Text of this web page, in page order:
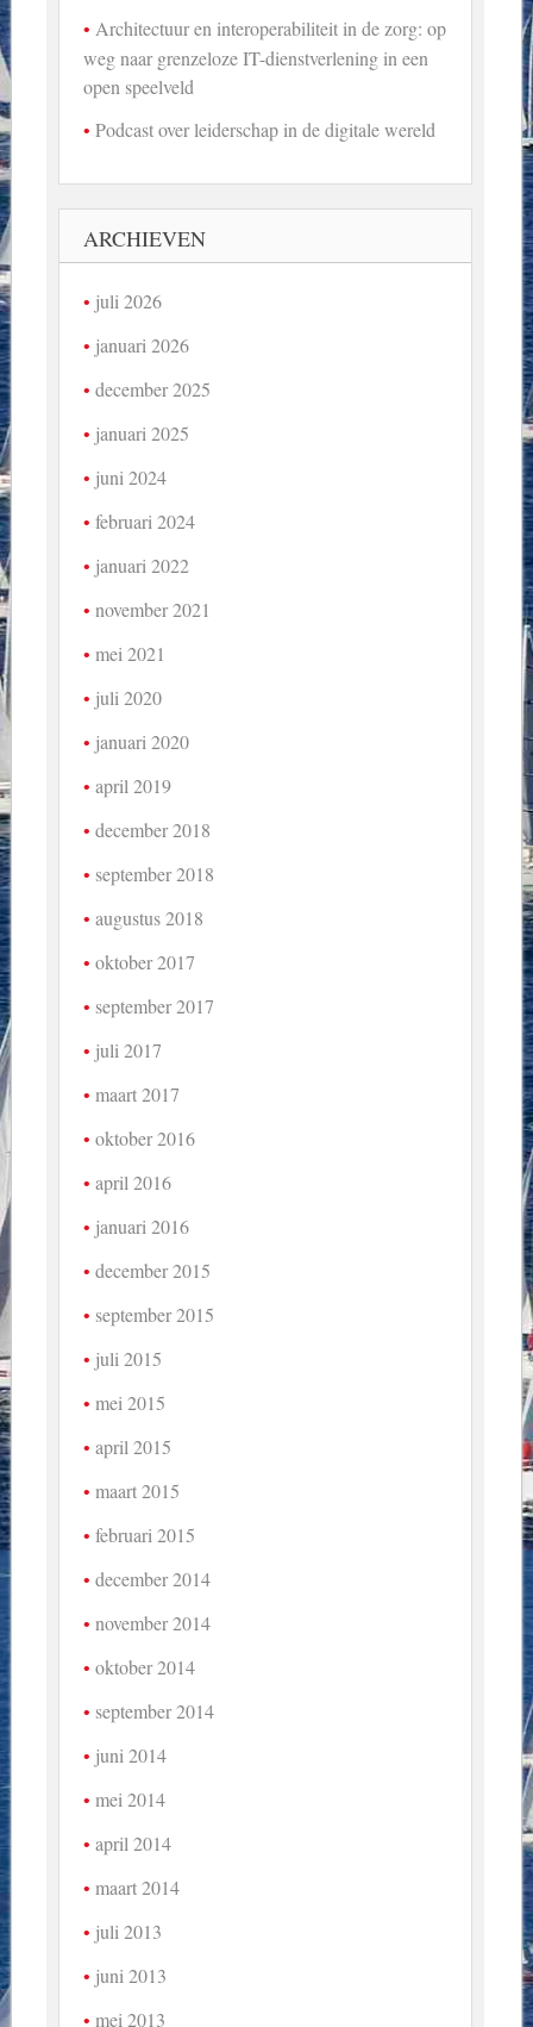
Architectuur en interoperabiliteit in de zorg: op
weg naar grenzeloze IT-dienstverlening in een
open speelveld
Podcast over leiderschap in de digitale wereld
ARCHIEVEN
juli 2026
januari 2026
december 2025
januari 2025
juni 2024
februari 2024
januari 2022
november 2021
mei 2021
juli 2020
januari 2020
april 2019
december 2018
september 2018
augustus 2018
oktober 2017
september 2017
juli 2017
maart 2017
oktober 2016
april 2016
januari 2016
december 2015
september 2015
juli 2015
mei 2015
april 2015
maart 2015
februari 2015
december 2014
november 2014
oktober 2014
september 2014
juni 2014
mei 2014
april 2014
maart 2014
juli 2013
juni 2013
mei 2013